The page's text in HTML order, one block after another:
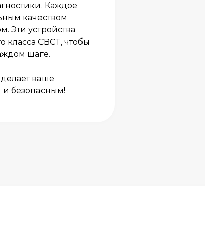
Каждое
качеством
Эти устройства
CBCT, чтобы
шаге.
ваше
безопасным!